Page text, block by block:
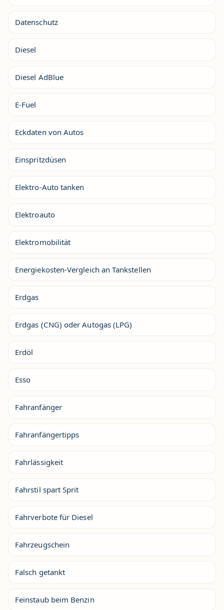
Datenschutz
Diesel
Diesel AdBlue
E-Fuel
Eckdaten von Autos
Einspritzdüsen
Elektro-Auto tanken
Elektroauto
Elektromobilität
Energiekosten-Vergleich an Tankstellen
Erdgas
Erdgas (CNG) oder Autogas (LPG)
Erdöl
Esso
Fahranfänger
Fahranfängertipps
Fahrlässigkeit
Fahrstil spart Sprit
Fahrverbote für Diesel
Fahrzeugschein
Falsch getankt
Feinstaub beim Benzin